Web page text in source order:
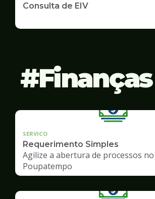
Consulta de EIV
Finanças
SERVICO
Requerimento Simples
Agilize a abertura de processos no
Poupatempo